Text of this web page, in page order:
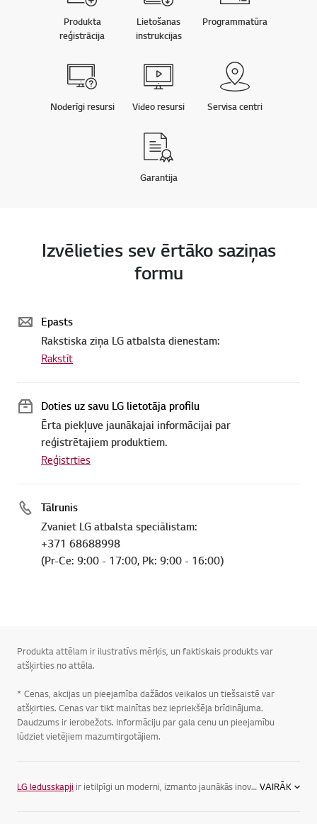
Produkta
reģistrācija
Lietošanas
instrukcijas
Programmatūra
Noderīgi resursi Video resursi Servisa centri
Garantija
Izvēlieties sev ērtāko saziņas
formu
Epasts
Rakstiska ziņa LG atbalsta dienestam:
Rakstīt
Doties uz savu LG lietotāja profilu
Ērta piekļuve jaunākajai informācijai par
reģistrētajiem produktiem.
Reģistrties
Tālrunis
Zvaniet LG atbalsta speciālistam:
+371 68688998
(Pr-Ce: 9:00 - 17:00, Pk: 9:00 - 16:00)
Produkta attēlam ir ilustratīvs mērķis, un faktiskais produkts var
atšķirties no attēla.
* Cenas, akcijas un pieejamība dažādos veikalos un tiešsaistē var
atšķirties. Cenas var tikt mainītas bez iepriekšēja brīdinājuma.
Daudzums ir ierobežots. Informāciju par gala cenu un pieejamību
lūdziet vietējiem mazumtirgotājiem.
LG ledusskapji ir ietilpīgi un moderni, izmanto jaunākās inovācijas ledusskapju nozarē un nodrošina maksimāli zemu enerģijas patēriņu. LG piedāvā vairākus ledusskapju veidus, lai Jūs varat izvēlēties savām vajadzībām vispiemērotāko variantu. VAIRĀK